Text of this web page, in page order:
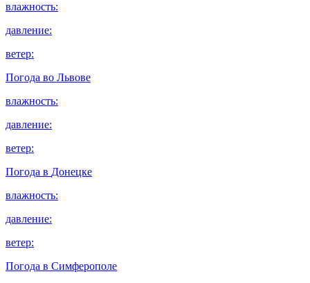
влажность:
давление:
ветер:
Погода во Львове
влажность:
давление:
ветер:
Погода в Донецке
влажность:
давление:
ветер:
Погода в Симферополе